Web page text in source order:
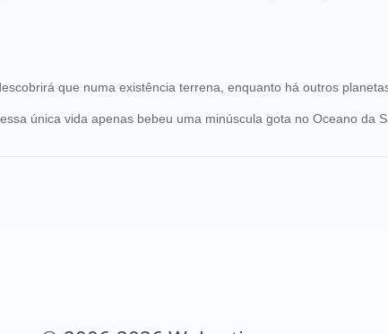
que numa existência terrena, enquanto há outros
única vida apenas bebeu uma minúscula gota no Oceano da